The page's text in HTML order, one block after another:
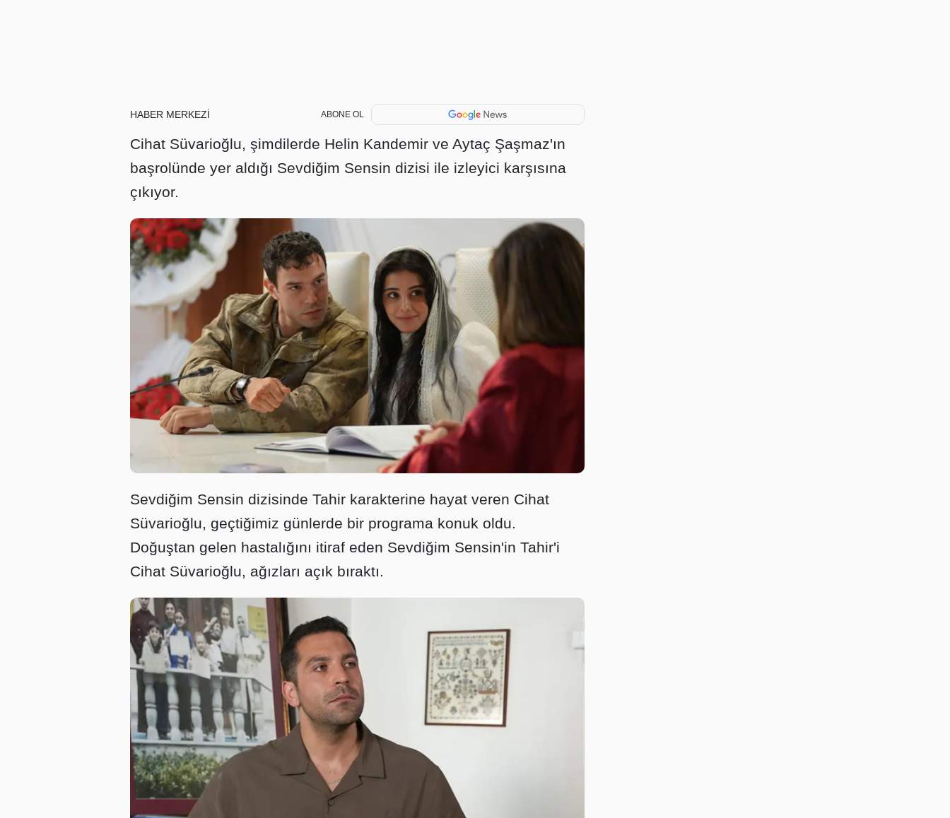
HABER MERKEZİ ABONE OL
Cihat Süvarioğlu, şimdilerde Helin Kandemir ve Aytaç Şaşmaz'ın
başrolünde yer aldığı Sevdiğim Sensin dizisi ile izleyici karşısına
çıkıyor.
Sevdiğim Sensin dizisinde Tahir karakterine hayat veren Cihat
Süvarioğlu, geçtiğimiz günlerde bir programa konuk oldu.
Doğuştan gelen hastalığını itiraf eden Sevdiğim Sensin'in Tahir'i
Cihat Süvarioğlu, ağızları açık bıraktı.